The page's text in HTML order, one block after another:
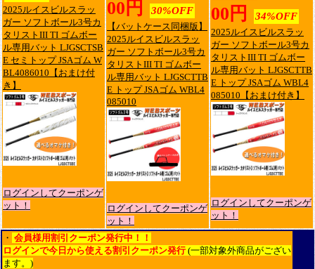
2025ルイスビルスラッ
ガー ソフトボール3号カ
タリストIII TI ゴムボー
ル専用バット LJGSCTSB
E セミトップ JSAゴム W
BL4086010【おまけ付
き】
ログインしてクーポンゲ
ット！
00円
30%OFF
【バットケース同梱版】
2025ルイスビルスラッ
ガー ソフトボール3号カ
タリストIII TI ゴムボー
ル専用バット LJGSCTTB
E トップ JSAゴム WBL4
085010
ログインしてクーポンゲ
ット！
00円
34%OFF
2025ルイスビルスラッ
ガー ソフトボール3号カ
タリストIII TI ゴムボー
ル専用バット LJGSCTTB
E トップ JSAゴム WBL4
085010【おまけ付き】
ログインしてクーポンゲ
ット！
・ 会員様用割引クーポン発行中！！
ログインで今日から使える割引クーポン発行(一部対象外商品がござい
ます。)